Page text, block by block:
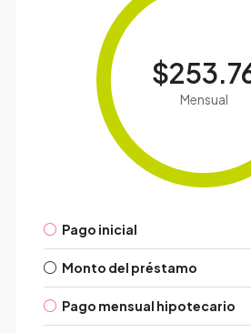
Mensual
Pago inicial
Monto del préstamo
Pago mensual hipotecario